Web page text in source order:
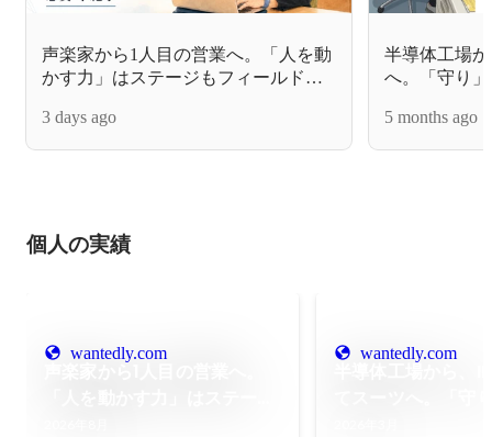
声楽家から1人目の営業へ。「人を動
かす力」はステージもフィールドも
3 days ago
半導体工場
へ。「守り
5 months ago
個人の実績
wantedly.com wantedly.com